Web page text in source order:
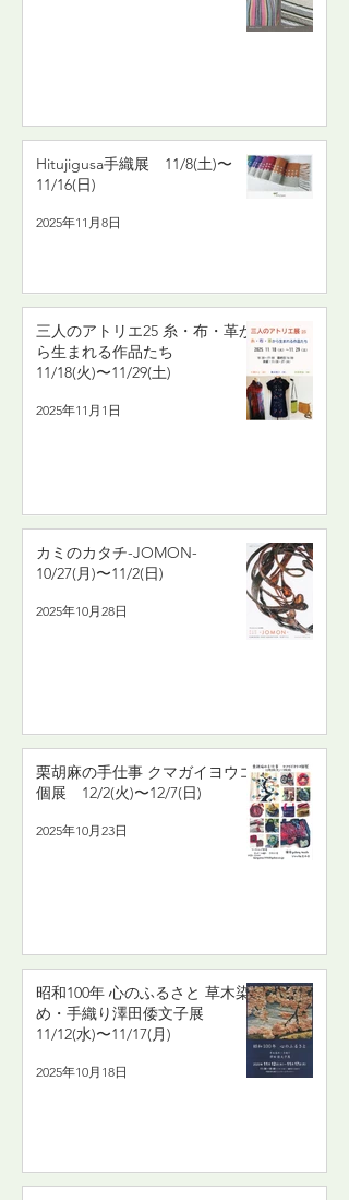
Hitujigusa手織展 11/8(土)〜
11/16(日)
2025年11月8日
三人のアトリエ25 糸・布・革か
ら生まれる作品たち
11/18(火)〜11/29(土)
2025年11月1日
カミのカタチ-JOMON-
10/27(月)〜11/2(日)
2025年10月28日
栗胡麻の手仕事 クマガイヨウコ
個展 12/2(火)〜12/7(日)
2025年10月23日
昭和100年 心のふるさと 草木染
め・手織り澤田倭文子展
11/12(水)〜11/17(月)
2025年10月18日